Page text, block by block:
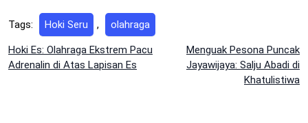
Tags: Hoki Seru , olahraga
Post
navigation
Hoki Es: Olahraga Ekstrem Pacu
Adrenalin di Atas Lapisan Es
Menguak Pesona Puncak
Jayawijaya: Salju Abadi di
Khatulistiwa